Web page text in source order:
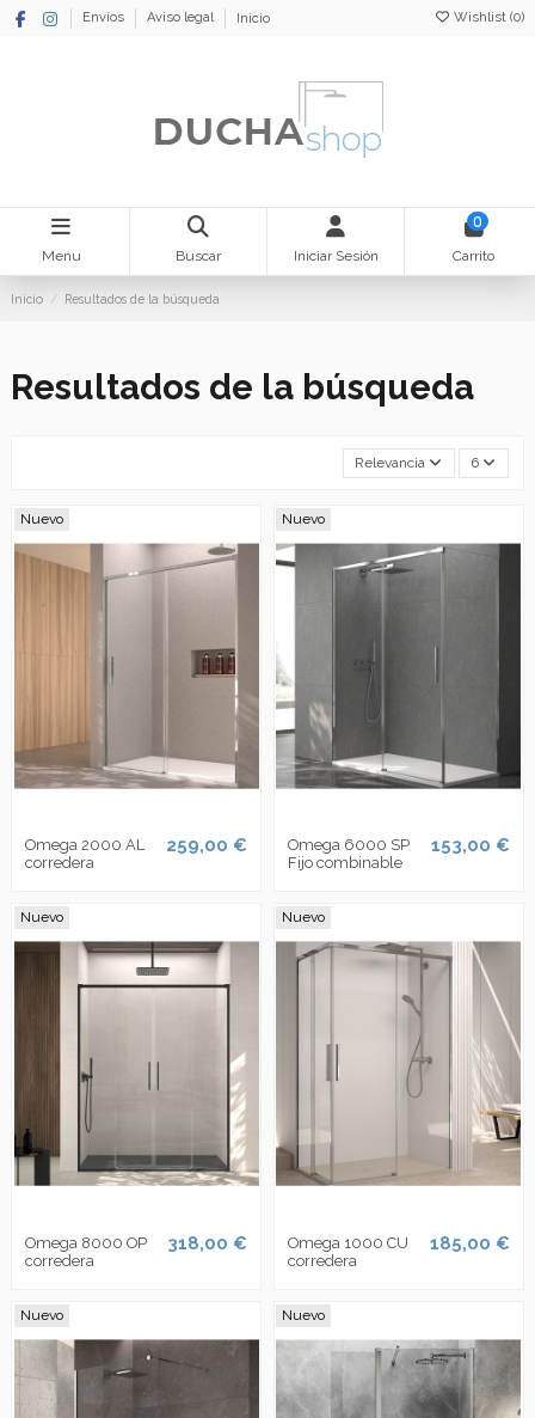
Envíos Aviso legal Inicio Wishlist (0)
Menu Buscar Iniciar Sesión
0
Carrito
Inicio Resultados de la búsqueda
Resultados de la búsqueda
Relevancia 6
Nuevo
Omega 2000 AL
corredera
259,00 €
Nuevo
Omega 6000 SP
Fijo combinable
153,00 €
Nuevo
Omega 8000 OP
corredera
318,00 €
Nuevo
Omega 1000 CU
corredera
185,00 €
Nuevo Nuevo